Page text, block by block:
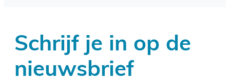
Schrijf je in op de
nieuwsbrief